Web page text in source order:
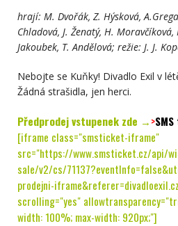
hrají: M. Dvořák, Z. Hýsková,
Chladová, J. Ženatý, H. Moravčíková,
Jakoubek, T. Andělová; režie: J. J.
Nebojte se Kuňky! Divadlo Exil v
Žádná strašidla, jen herci.
Předprodej vstupenek zde →>
[iframe class="smsticket-iframe"
src="https://www.smsticket.cz/api/
sale/v2/cs/
prodejni-
scrolling="yes"
width: 100%; max-width: 920px;"]